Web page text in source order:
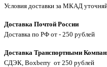
Условия доставки за МКАД
Доставка Почтой России
Доставка по РФ от - 250 рублей
Доставка Транспортными
СДЭК, Boxberry от 250 рублей